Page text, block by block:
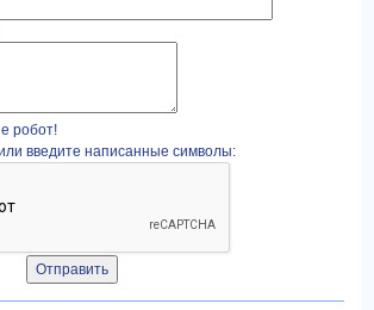
робот!
или введите написанные символы: